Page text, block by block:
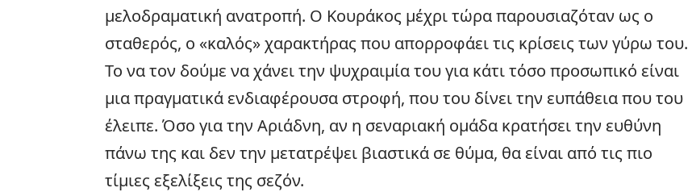
μελοδραματική ανατροπή. Ο Κουράκος μέχρι τώρα παρουσιαζόταν ως ο
σταθερός, ο «καλός» χαρακτήρας που απορροφάει τις κρίσεις των γύρω του.
Το να τον δούμε να χάνει την ψυχραιμία του για κάτι τόσο προσωπικό είναι
μια πραγματικά ενδιαφέρουσα στροφή, που του δίνει την ευπάθεια που του
έλειπε. Όσο για την Αριάδνη, αν η σεναριακή ομάδα κρατήσει την ευθύνη
πάνω της και δεν την μετατρέψει βιαστικά σε θύμα, θα είναι από τις πιο
τίμιες εξελίξεις της σεζόν.